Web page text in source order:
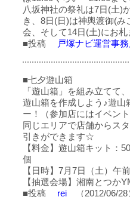
八坂神社の祭礼は7日(土)
き、8日(日)は神輿渡御(
会、そして14日(土)にお
■投稿
戸塚ナビ運営事
■七夕遊山箱
「遊山箱」を組み立てて
遊山箱を作成しよう♪遊山
ー！（参加店にはイベン
同じエリアで店舗からス
引きができます☆
【料金】遊山箱キット：
個
【日時】7月7日（土）午
【抽選会場】湘南とつか
■投稿
rei （2012/06/28